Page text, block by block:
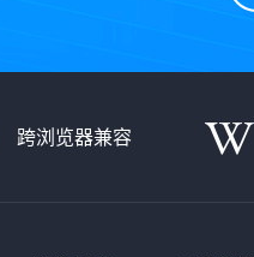
跨浏览器兼容